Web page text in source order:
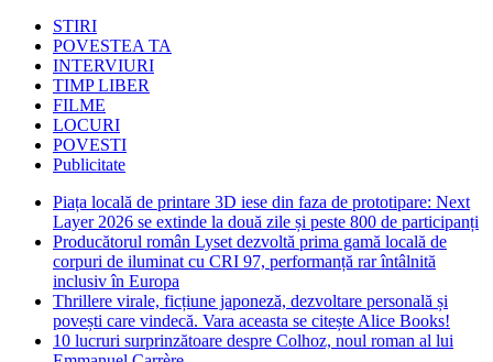
STIRI
POVESTEA TA
INTERVIURI
TIMP LIBER
FILME
LOCURI
POVESTI
Publicitate
Piața locală de printare 3D iese din faza de prototipare: Next
Layer 2026 se extinde la două zile și peste 800 de participanți
Producătorul român Lyset dezvoltă prima gamă locală de
corpuri de iluminat cu CRI 97, performanță rar întâlnită
inclusiv în Europa
Thrillere virale, ficțiune japoneză, dezvoltare personală și
povești care vindecă. Vara aceasta se citește Alice Books!
10 lucruri surprinzătoare despre Colhoz, noul roman al lui